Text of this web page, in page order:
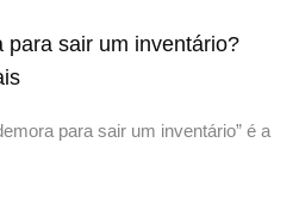
para sair um inventário?
para sair um inventário” é a